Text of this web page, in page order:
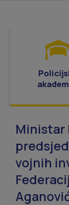
Ministar
vojnih